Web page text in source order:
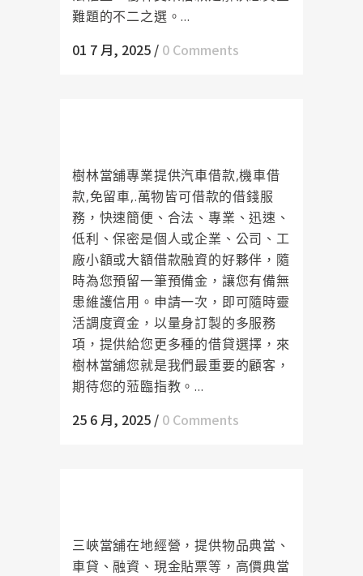
難題的不二之選。...
01 7 月, 2025 / 0 Comments
樹林當舖專業提供汽車借款,機車借
款,免留車,.萬物皆可借款的借錢服
務，快速簡便、合法、專業、迅速、
低利、保密是個人或企業、公司、工
廠小額或大額借款融資的好夥伴，隨
時為您預留一筆預備金，讓您有備無
患維護信用。申請一次，即可隨時靈
活調度資金，以量身訂製的多服務
項，提供給您更多種的借貸選擇，來
樹林當舖您就是我們最重要的顧客，
期待您的蒞臨指教。...
25 6 月, 2025 / 0 Comments
三峽當舖在地經營，提供物品典當、
車貸、融資、現金貼票等，高價典當